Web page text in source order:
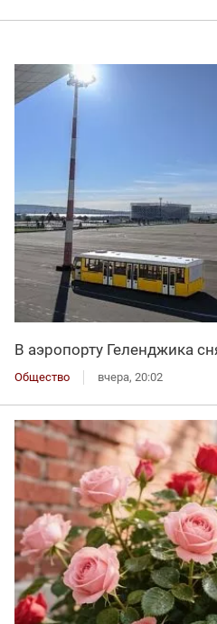
В аэропорту Геленджика
Общество вчера, 20:02